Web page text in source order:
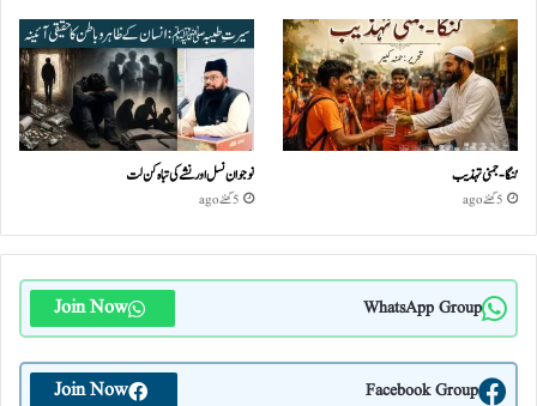
گنگا-جمنی تہذیب
5 گھنٹے ago
نوجوان نسل اور نشے کی تباہ کن لت
5 گھنٹے ago
WhatsApp Group
Join Now
Facebook Group
Join Now